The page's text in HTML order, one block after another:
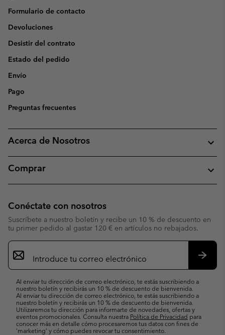
Formulario de contacto
Devoluciones
Desistir del contrato
Estado del pedido
Envío
Pago
Preguntas frecuentes
Acerca de Nosotros
Comprar
Conéctate con nosotros
Suscríbete a nuestro boletín y recibe un 10 % de descuento en
tu primer pedido al gastar 120 € en artículos no rebajados.
Suscripción
de
correo
Al enviar tu dirección de correo electrónico, te estás suscribiendo a
nuestro boletín y recibirás un 10 % de descuento de bienvenida.
Al enviar tu dirección de correo electrónico, te estás suscribiendo a
nuestro boletín y recibirás un 10 % de descuento de bienvenida.
Utilizaremos tu dirección para informarte de novedades, ofertas y
eventos promocionales. Consulta nuestra Política de Privacidad para
conocer más en detalle cómo procesaremos tus datos con fines de
’marketing’ y cómo puedes revocar tu consentimiento.